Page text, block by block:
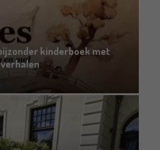
kinderboek met